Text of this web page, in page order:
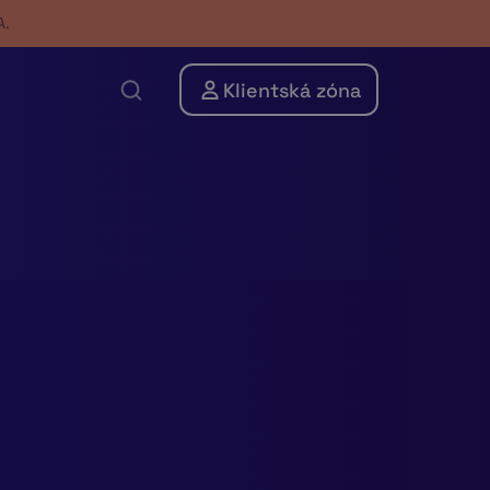
Klientská zóna